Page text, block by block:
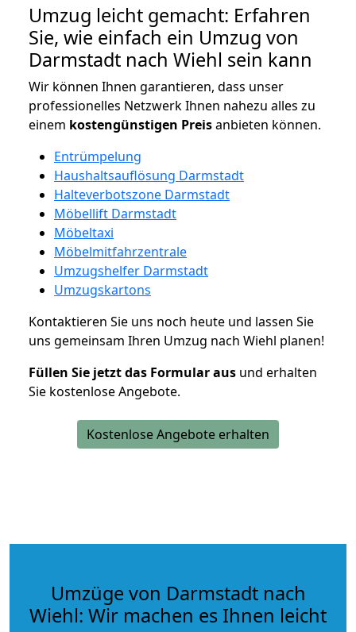
Umzug leicht gemacht: Erfahren
Sie, wie einfach ein Umzug von
Darmstadt nach Wiehl sein kann
Wir können Ihnen garantieren, dass unser
professionelles Netzwerk Ihnen nahezu alles zu
einem kostengünstigen Preisanbieten können.
Entrümpelung
Haushaltsauflösung Darmstadt
Halteverbotszone Darmstadt
Möbellift Darmstadt
Möbeltaxi
Möbelmitfahrzentrale
Umzugshelfer Darmstadt
Umzugskartons
Kontaktieren Sie uns noch heute und lassen Sie
uns gemeinsam Ihren Umzug nach Wiehl planen!
Füllen Sie jetzt das Formular aus und erhalten
Sie kostenlose Angebote.
Kostenlose Angebote erhalten
Umzüge von Darmstadt nach
Wiehl: Wir machen es Ihnen leicht